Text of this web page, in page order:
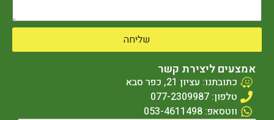
שליחה
אמצעים ליצירת קשר
כתובתנו: עציון 21, כפר סבא
טלפון: 077-2309987
ווטסאפ: 053-4611498